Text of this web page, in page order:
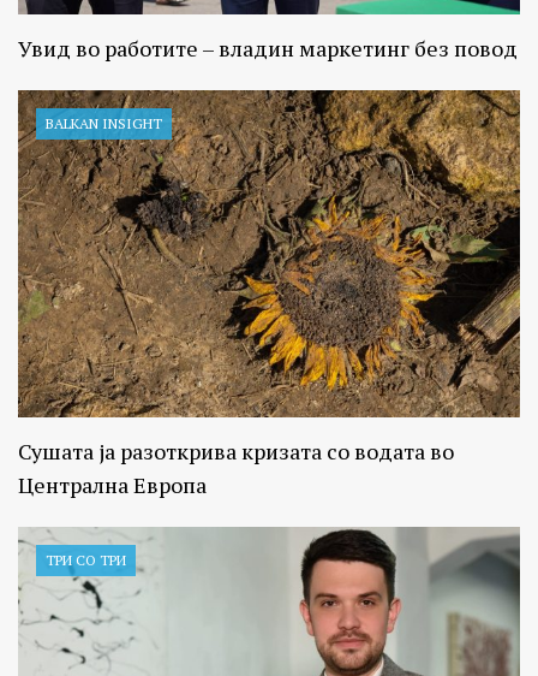
Увид во работите – владин маркетинг без повод
BALKAN INSIGHT
Сушата ја разоткрива кризата со водата во
Централна Европа
ТРИ СО ТРИ